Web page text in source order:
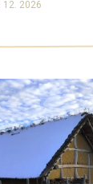
12. 2026